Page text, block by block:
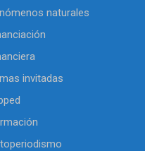
naturales
invitadas